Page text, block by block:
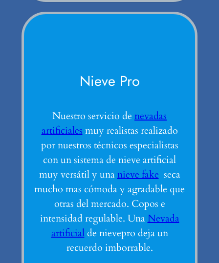
Nieve Pro
Nuestro servicio de nevadas
artificiales muy realistas realizado
por nuestros técnicos especialistas
con un sistema de nieve artificial
muy versátil y una nieve fake seca
mucho mas cómoda y agradable que
otras del mercado. Copos e
intensidad regulable. Una Nevada
artificialde nievepro deja un
recuerdo imborrable.